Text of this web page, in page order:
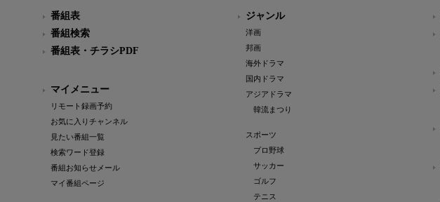
番組表
番組検索
番組表・チラシPDF
マイメニュー
リモート録画予約
お気に入りチャンネル
見たい番組一覧
検索ワード登録
番組お知らせメール
マイ番組ページ
ジャンル
洋画
邦画
海外ドラマ
国内ドラマ
アジアドラマ
韓流まつり
スポーツ
プロ野球
サッカー
ゴルフ
テニス